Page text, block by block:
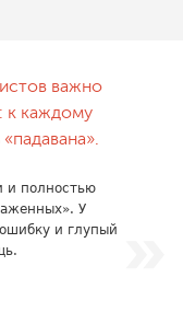
важно
к каждому
и полностью
У
и глупый